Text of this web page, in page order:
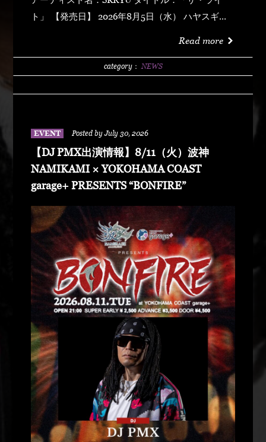
ト」 【発売日】 2026年8月5日（水） ハヤスギテ
リング (prod by DJ PMX) マッパ・ノ・オウサマ
Read more
category： NEWS
EVENT Posted by July 30, 2026
【DJ PMX出演情報】8/11（火）波神
NAMIKAMI × YOKOHAMA COAST
garage+ PRESENTS “BONFIRE”